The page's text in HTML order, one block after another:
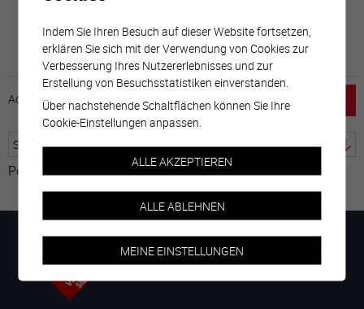
Accueil horaire emploi Mentions légales
Powered by Google Übersetzer
Indem Sie Ihren Besuch auf dieser Website fortsetzen,
erklären Sie sich mit der Verwendung von Cookies zur
Verbesserung Ihres Nutzererlebnisses und zur
Erstellung von Besuchsstatistiken einverstanden.
Über nachstehende Schaltflächen können Sie Ihre
Cookie-Einstellungen anpassen.
ALLE AKZEPTIEREN
ALLE ABLEHNEN
MEINE EINSTELLUNGEN